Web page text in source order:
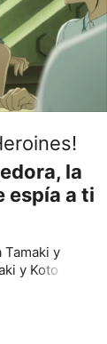
la
espía a ti
y
y Koto se